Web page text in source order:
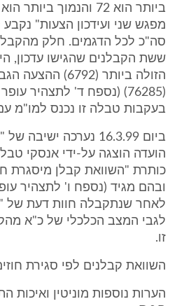
מפגש שני ועידכון הצעות"
סה"כ לכל הדגמים. חלק
ששת הקבלנים שהגישו עדכון,
הזולה ביותר
(76285) (נספח ד' לתצהיר
בעקבות טבלה זו נכנס למו"מ עם 12
ביום 16.3.99 נערכה
הועדה הוצגה על-ידי אנסקי
ובהם מגיד (נספח ו' לתצהיר
לאחר שנתקבלה חוות דעת של
לגבי המצב הכלכלי של כ"א
זו.
השוואת קבלנים לפי סגירת
הערות נוספות מוניטין ואיכות